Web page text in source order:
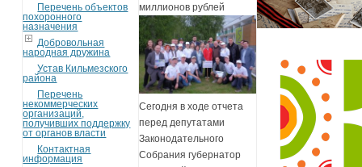
Перечень объектов
похоронного
назначения
Добровольная
народная дружина
Устав Кильмезского
района
Перечень
некоммерческих
организаций,
получивших поддержку
от органов власти
Контактная
информация
миллионов рублей
Сегодня в ходе отчета
перед депутатами
Законодательного
Собрания губернатор